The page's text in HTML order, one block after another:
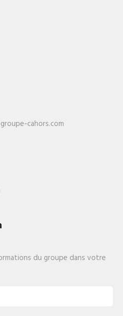
cahors.com
du groupe dans votre